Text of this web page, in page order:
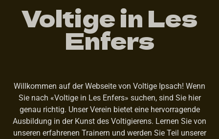
Voltige in Les
Enfers
Willkommen auf der Webseite von Voltige Ipsach! Wenn
Sie nach «Voltige in Les Enfers» suchen, sind Sie hier
genau richtig. Unser Verein bietet eine hervorragende
Ausbildung in der Kunst des Voltigierens. Lernen Sie von
unseren erfahrenen Trainern und werden Sie Teil unserer